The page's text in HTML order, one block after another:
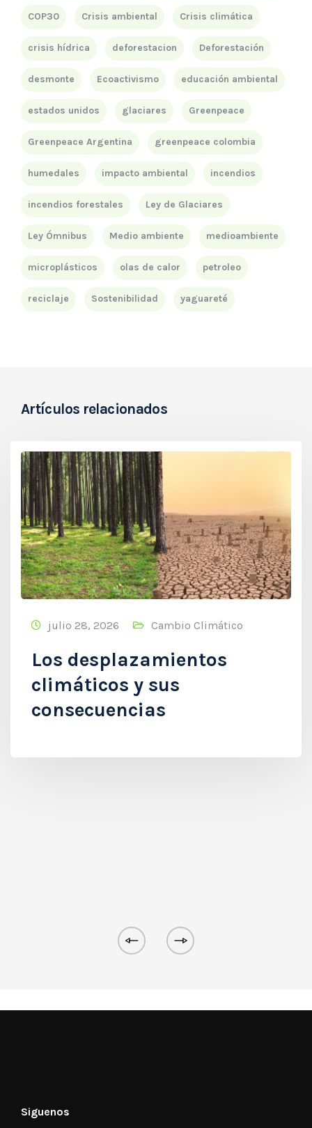
COP30 Crisis ambiental Crisis climática
crisis hídrica deforestacion Deforestación
desmonte Ecoactivismo educación ambiental
estados unidos glaciares Greenpeace
Greenpeace Argentina greenpeace colombia
humedales impacto ambiental incendios
incendios forestales Ley de Glaciares
Ley Ómnibus Medio ambiente medioambiente
microplásticos olas de calor petroleo
reciclaje Sostenibilidad yaguareté
Artículos relacionados
julio 28, 2026 Cambio Climático
Los desplazamientos
climáticos y sus
consecuencias
Siguenos